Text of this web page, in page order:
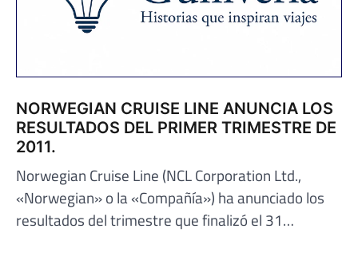
NORWEGIAN CRUISE LINE ANUNCIA LOS
RESULTADOS DEL PRIMER TRIMESTRE DE
2011.
Norwegian Cruise Line (NCL Corporation Ltd.,
«Norwegian» o la «Compañía») ha anunciado los
resultados del trimestre que finalizó el 31…